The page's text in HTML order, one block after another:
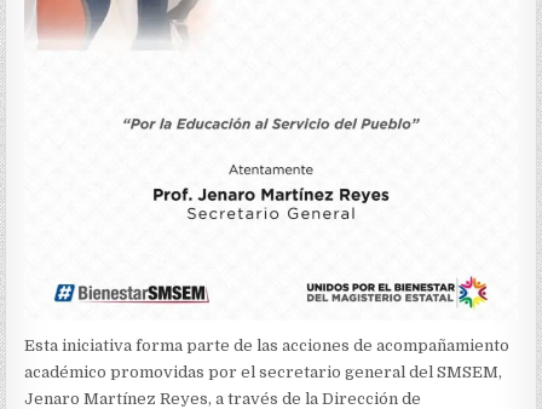
Esta iniciativa forma parte de las acciones de acompañamiento
académico promovidas por el secretario general del SMSEM,
Jenaro Martínez Reyes, a través de la Dirección de